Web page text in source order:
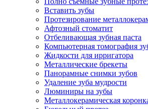
Вставить зубы
Протезирование
Афтозный стоматит
Отбеливающая зубная паста
Компьютерная томография
Жидкости для ирригатора
Металлические брекеты
Панорамные снимки зубов
Удаление зуба мудрости
Люминиры на зубы
Металлокерамическая